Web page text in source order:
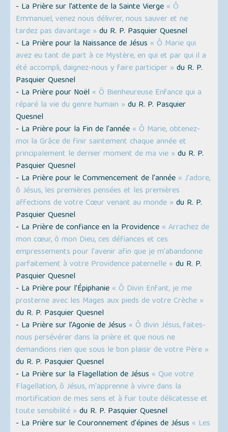
- La Prière sur l’attente de la Sainte Vierge « Ô
Emmanuel, venez nous délivrer, nous sauver et ne
tardez pas davantage » du R. P. Pasquier Quesnel
- La Prière pour la Naissance de Jésus « Ô Marie qui
avez eu tant de part à ce Mystère, en qui et par qui il a
été accompli, daignez-nous y faire participer » du R. P.
Pasquier Quesnel
- La Prière pour Noël « Ô Bienheureuse Enfance qui a
réparé la vie du genre humain » du R. P. Pasquier
Quesnel
- La Prière pour la Fin de l'année « Ô Marie, obtenez-
moi la Grâce de finir saintement chaque année et
principalement le dernier moment de ma vie » du R. P.
Pasquier Quesnel
- La Prière pour le Commencement de l'année « J'adore,
ô Jésus, les premières pensées et les premières
affections de votre Cœur venant au monde » du R. P.
Pasquier Quesnel
- La Prière de confiance en la Providence « Arrachez de
mon cœur, ô mon Dieu, ces défiances et ces
empressements pour l'avenir afin que je m'abandonne
parfaitement à votre Providence paternelle » du R. P.
Pasquier Quesnel
- La Prière pour l’Épiphanie « Ô Divin Enfant, je me
prosterne avec les Mages aux pieds de votre Crèche »
du R. P. Pasquier Quesnel
- La Prière sur l’Agonie de Jésus « Ô divin Jésus, faites-
nous persévérer dans la prière et que nous ne
demandions rien que sous le bon plaisir de votre Père »
du R. P. Pasquier Quesnel
- La Prière sur la Flagellation de Jésus « Que votre
Flagellation, ô Jésus, m'apprenne à vivre dans la
mortification de mes sens et à fuir toute délicatesse et
toute sensibilité » du R. P. Pasquier Quesnel
- La Prière sur le Couronnement d'épines de Jésus « Les